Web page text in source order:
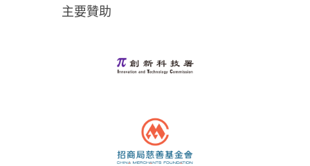
主要贊助